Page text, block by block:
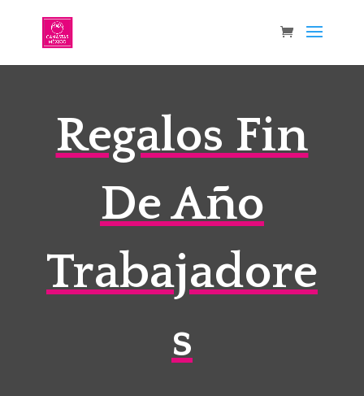
Regalos Fin
De Año
Trabajadore
s